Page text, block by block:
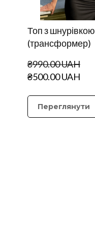
Топ з шнурівкою
(трансформер)
₴990.00 UAH
₴500.00 UAH
Переглянути